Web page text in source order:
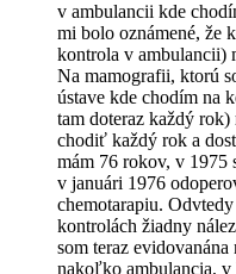
v ambulancii kde
mi bolo oznámené, že
kontrola v ambulancii)
Na mamografii, ktorú
ústave kde chodím na
tam doteraz každý
chodiť každý rok a
mám 76 rokov, v 1975
v januári 1976
chemotarapiu.
kontrolách žiadny
som teraz
nakoľko ambulancia, v